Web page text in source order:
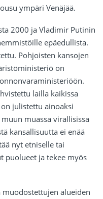
ympäri Venäjää.
2000 ja Vladimir Putinin
epäedullista.
Pohjoisten kansojen
on
lailla kaikissa
julistettu ainoaksi
muassa virallisissa
kansallisuutta ei enää
nyt etniselle tai
puolueet ja tekee myös
alueiden